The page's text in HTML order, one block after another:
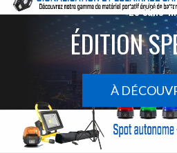
Le sans-fil
ÉDITION
À